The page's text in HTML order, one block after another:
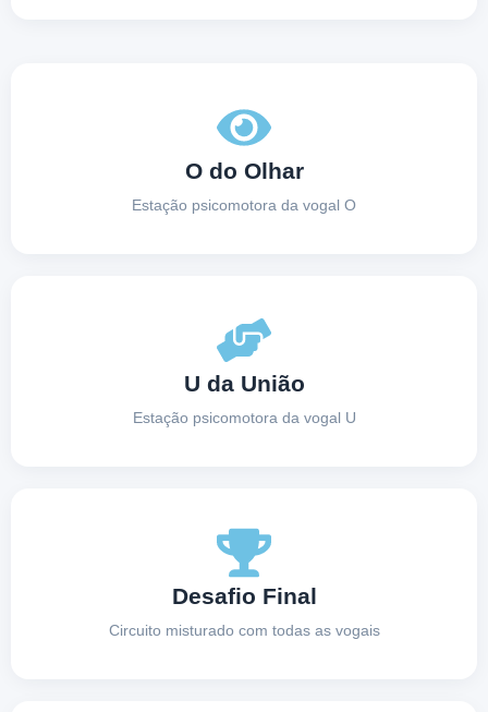
O do Olhar
Estação psicomotora da vogal O
U da União
Estação psicomotora da vogal U
Desafio Final
Circuito misturado com todas as vogais